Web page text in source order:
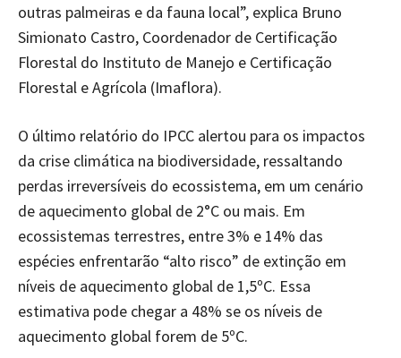
outras palmeiras e da fauna local”, explica Bruno
Simionato Castro, Coordenador de Certificação
Florestal do Instituto de Manejo e Certificação
Florestal e Agrícola (Imaflora).
O último relatório do IPCC alertou para os impactos
da crise climática na biodiversidade, ressaltando
perdas irreversíveis do ecossistema, em um cenário
de aquecimento global de 2°C ou mais. Em
ecossistemas terrestres, entre 3% e 14% das
espécies enfrentarão “alto risco” de extinção em
níveis de aquecimento global de 1,5ºC. Essa
estimativa pode chegar a 48% se os níveis de
aquecimento global forem de 5ºC.